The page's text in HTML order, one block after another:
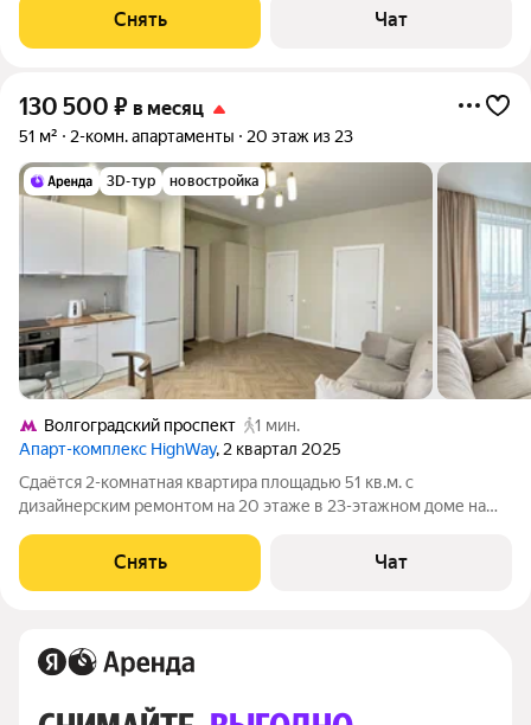
Стиральная машина Холодильник Посудомоечная машина
Снять Чат
130 500 ₽ в месяц
51 м² 2-комн. апартаменты 20 этаж из 23
3D-тур новостройка
Волгоградский проспект
1 мин.
Апарт-комплекс HighWay, 2 квартал 2025
Сдаётся 2-комнатная квартира площадью 51 кв.м. с
дизайнерским ремонтом на 20 этаже в 23-этажном доме на
Стиральная машина Сушильная машина Холодильник
Кондиционер Микроволновка Дом -
Снять Чат